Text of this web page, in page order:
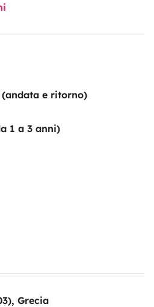
e ritorno)
1 a 3 anni)
Grecia